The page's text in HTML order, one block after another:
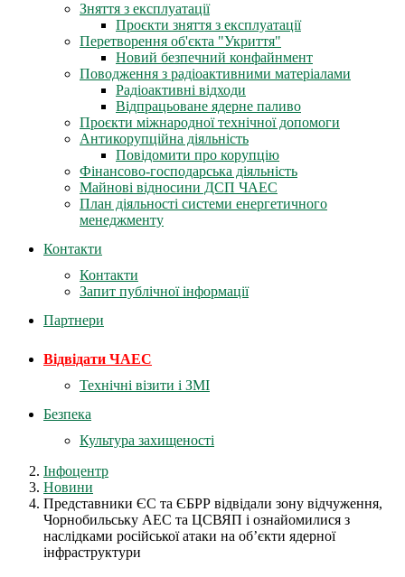
Зняття з експлуатації
Проєкти зняття з експлуатації
Перетворення об'єкта "Укриття"
Новий безпечний конфайнмент
Поводження з радіоактивними матеріалами
Радіоактивні відходи
Відпрацьоване ядерне паливо
Проєкти міжнародної технічної допомоги
Антикорупційна діяльність
Повідомити про корупцію
Фінансово-господарська діяльність
Майнові відносини ДСП ЧАЕС
План діяльності системи енергетичного
менеджменту
Контакти
Контакти
Запит публічної інформації
Партнери
Відвідати ЧАЕС
Технічні візити і ЗМІ
Безпека
Культура захищеності
Інфоцентр
Новини
Представники ЄС та ЄБРР відвідали зону відчуження,
Чорнобильську АЕС та ЦСВЯП і ознайомилися з
наслідками російської атаки на об’єкти ядерної
інфраструктури